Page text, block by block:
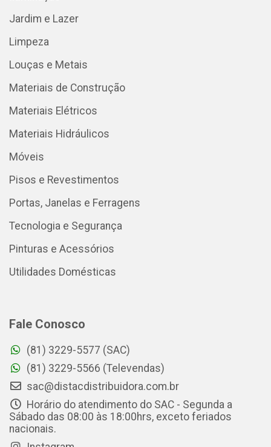
Jardim e Lazer
Limpeza
Louças e Metais
Materiais de Construção
Materiais Elétricos
Materiais Hidráulicos
Móveis
Pisos e Revestimentos
Portas, Janelas e Ferragens
Tecnologia e Segurança
Pinturas e Acessórios
Utilidades Domésticas
Fale Conosco
(81) 3229-5577 (SAC)
(81) 3229-5566 (Televendas)
sac@distacdistribuidora.com.br
Horário do atendimento do SAC - Segunda a
Sábado das 08:00 às 18:00hrs, exceto feriados
nacionais.